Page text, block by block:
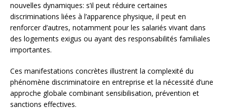
nouvelles dynamiques: s’il peut réduire certaines
discriminations liées à l’apparence physique, il peut en
renforcer d’autres, notamment pour les salariés vivant dans
des logements exigus ou ayant des responsabilités familiales
importantes.
Ces manifestations concrètes illustrent la complexité du
phénomène discriminatoire en entreprise et la nécessité d’une
approche globale combinant sensibilisation, prévention et
sanctions effectives.